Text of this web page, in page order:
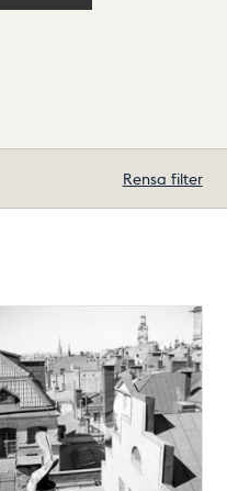
Rensa filter